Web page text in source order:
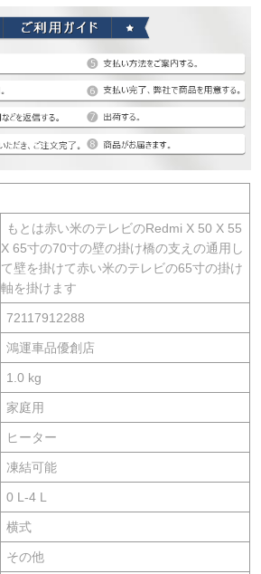
もとは赤い米のテレビのRedmi X 50 X 55
X 65寸の70寸の壁の掛け橋の支えの通用し
て壁を掛けて赤い米のテレビの65寸の掛け
軸を掛けます
72117912288
鴻運車品優創店
1.0 kg
家庭用
ヒーター
凍結可能
0 L-4 L
横式
その他